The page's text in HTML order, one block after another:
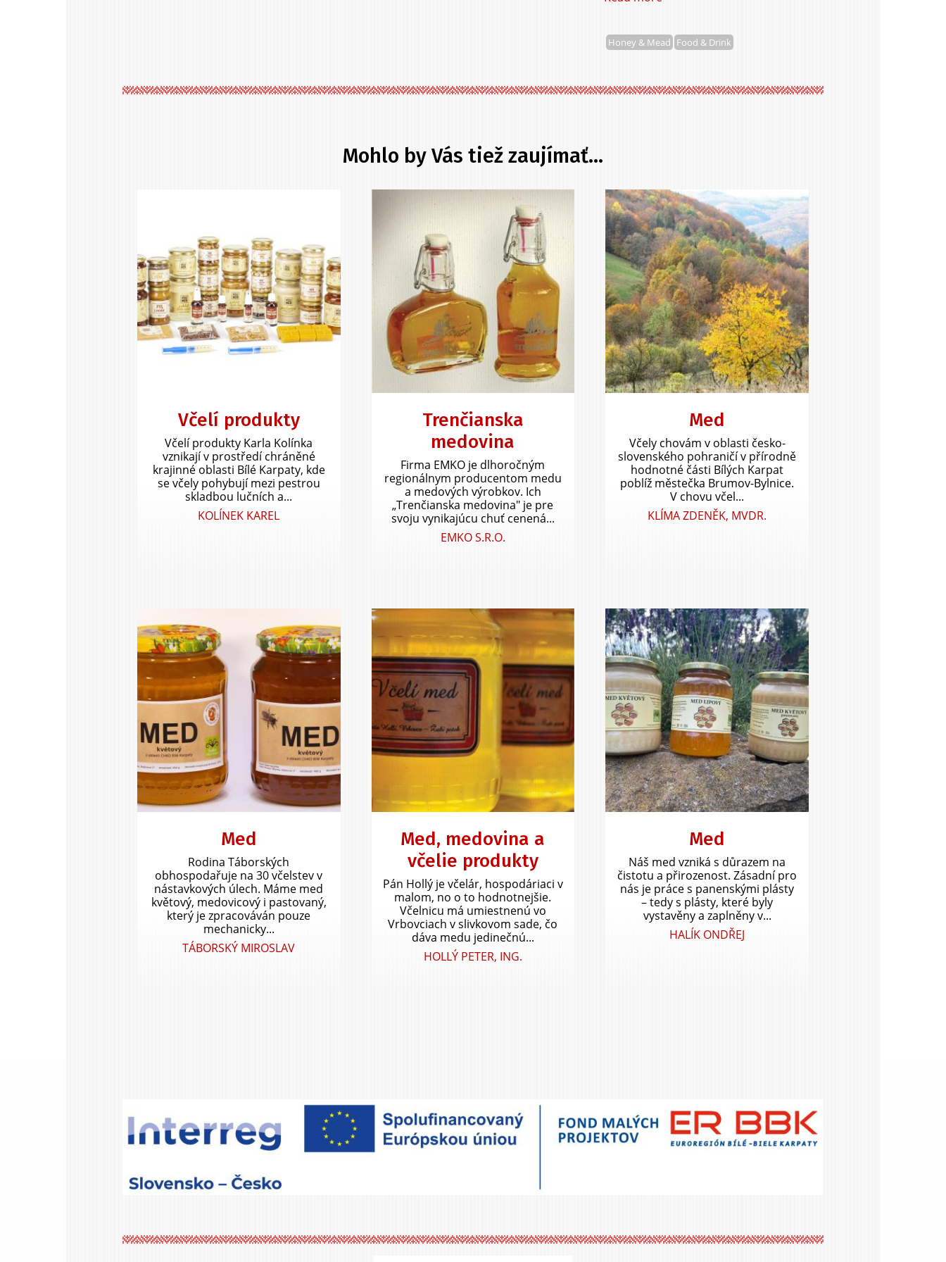
Miroslav
Honey & Mead Food & Drink
Mohlo by Vás tiež zaujímať...
Včelí produkty
Včelí produkty Karla Kolínka
vznikají v prostředí chráněné
krajinné oblasti Bílé Karpaty, kde
se včely pohybují mezi pestrou
skladbou lučních a...
KOLÍNEK KAREL
Trenčianska
medovina
Firma EMKO je dlhoročným
regionálnym producentom medu
a medových výrobkov. Ich
„Trenčianska medovina" je pre
svoju vynikajúcu chuť cenená...
EMKO S.R.O.
Med
Včely chovám v oblasti česko-
slovenského pohraničí v přírodně
hodnotné části Bílých Karpat
poblíž městečka Brumov-Bylnice.
V chovu včel...
KLÍMA ZDENĚK, MVDR.
Med
Rodina Táborských
obhospodařuje na 30 včelstev v
nástavkových úlech. Máme med
květový, medovicový i pastovaný,
který je zpracováván pouze
mechanicky...
TÁBORSKÝ MIROSLAV
Med, medovina a
včelie produkty
Pán Hollý je včelár, hospodáriaci v
malom, no o to hodnotnejšie.
Včelnicu má umiestnenú vo
Vrbovciach v slivkovom sade, čo
dáva medu jedinečnú...
HOLLÝ PETER, ING.
Med
Náš med vzniká s důrazem na
čistotu a přirozenost. Zásadní pro
nás je práce s panenskými plásty
– tedy s plásty, které byly
vystavěny a zaplněny v...
HALÍK ONDŘEJ